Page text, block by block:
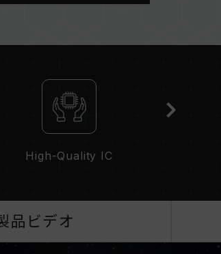
換性リスト）をご参照くださ
ボード、およびCPUの互換性
させないでください。各セット
のメモリーを混在させると、シ
）と現在使用しているマザ
を与える可能性があります。
合、メモリはSPDのデフォル
High-Quality IC
品ビデオ